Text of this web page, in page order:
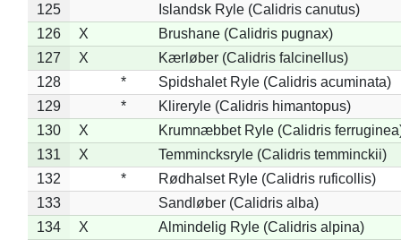
125
Islandsk Ryle (Calidris canutus)
126
X
Brushane (Calidris pugnax)
127
X
Kærløber (Calidris falcinellus)
128
*
Spidshalet Ryle (Calidris acuminata)
129
*
Klireryle (Calidris himantopus)
130
X
Krumnæbbet Ryle (Calidris
131
X
Temmincksryle (Calidris temminckii)
132
*
Rødhalset Ryle (Calidris ruficollis)
133
Sandløber (Calidris alba)
134
X
Almindelig Ryle (Calidris alpina)